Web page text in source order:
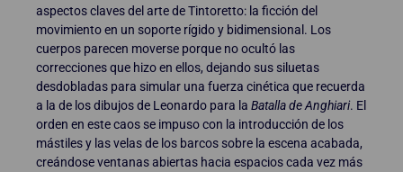
aspectos claves del arte de Tintoretto: la ficción del
movimiento en un soporte rígido y bidimensional. Los
cuerpos parecen moverse porque no ocultó las
correcciones que hizo en ellos, dejando sus siluetas
desdobladas para simular una fuerza cinética que recuerda
a la de los dibujos de Leonardo para la Batalla de Anghiari. El
orden en este caos se impuso con la introducción de los
mástiles y las velas de los barcos sobre la escena acabada,
creándose ventanas abiertas hacia espacios cada vez más